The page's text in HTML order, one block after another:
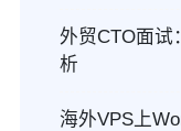
外贸CTO面试
析
海外VPS上